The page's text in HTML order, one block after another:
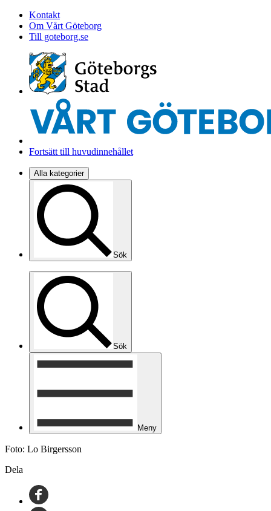
Kontakt
Om Vårt Göteborg
Till goteborg.se
Fortsätt till huvudinnehållet
Alla kategorier
Sök
Sök
Meny
Foto: Lo Birgersson
Dela